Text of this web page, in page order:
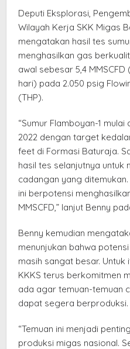
Deputi Eksplorasi,
Wilayah Kerja SKK Migas
mengatakan hasil tes
menghasilkan gas
awal sebesar 5,4
hari) pada 2.050 psig
(THP).
“Sumur Flamboyan-1
2022 dengan target
feet di Formasi Baturaja.
hasil tes selanjutnya untuk
cadangan yang
ini berpotensi
MMSCFD,” lanjut Benny
Benny kemudian
menunjukan bahwa
masih sangat besar. Untuk
KKKS terus berkomitmen
ada agar temuan-temuan
dapat segera berproduksi.
“Temuan ini menjadi
produksi migas nasional.